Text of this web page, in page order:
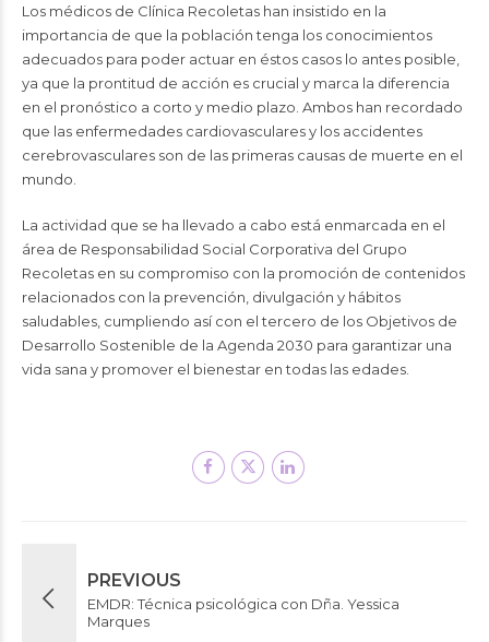
Los médicos de Clínica Recoletas han insistido en la
importancia de que la población tenga los conocimientos
adecuados para poder actuar en éstos casos lo antes posible,
ya que la prontitud de acción es crucial y marca la diferencia
en el pronóstico a corto y medio plazo. Ambos han recordado
que las enfermedades cardiovasculares y los accidentes
cerebrovasculares son de las primeras causas de muerte en el
mundo.
La actividad que se ha llevado a cabo está enmarcada en el
área de Responsabilidad Social Corporativa del Grupo
Recoletas en su compromiso con la promoción de contenidos
relacionados con la prevención, divulgación y hábitos
saludables, cumpliendo así con el tercero de los Objetivos de
Desarrollo Sostenible de la Agenda 2030 para garantizar una
vida sana y promover el bienestar en todas las edades.
PREVIOUS
EMDR: Técnica psicológica con Dña. Yessica
Marques